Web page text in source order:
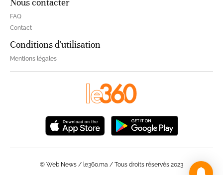
FAQ
Contact
Conditions d'utilisation
Mentions légales
© Web News / le360.ma / Tous droits réservés 2023